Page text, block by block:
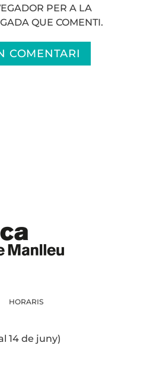
PER A LA
QUE COMENTI.
COMENTARI
HORARIS
14 de juny)